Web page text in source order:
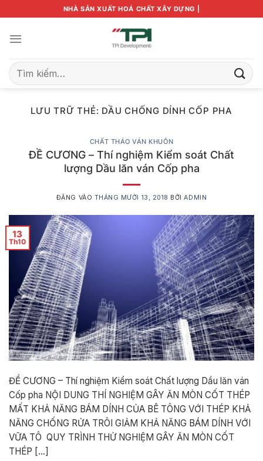
qua
nội
NHÀ SẢN XUẤT HOÁ CHẤT XÂY DỰNG |
Tìm
kiếm:
LƯU TRỮ THẺ: DẦU CHỐNG DÍNH CỐP PHA
CHẤT THÁO VÁN KHUÔN
ĐỀ CƯƠNG – Thí nghiệm Kiểm soát Chất
lượng Dầu lăn ván Cốp pha
ĐĂNG VÀO THÁNG MƯỜI 13, 2018 BỞIADMIN
13
Th10
ĐỀ CƯƠNG – Thí nghiệm Kiểm soát Chất lượng Dầu lăn ván
Cốp pha NỘI DUNG THÍ NGHIỆM GÂY ĂN MÒN CỐT THÉP
MẤT KHẢ NĂNG BÁM DÍNH CỦA BÊ TÔNG VỚI THÉP KHẢ
NĂNG CHỐNG RỬA TRÔI GIẢM KHẢ NĂNG BÁM DÍNH VỚI
VỮA TÔ QUY TRÌNH THỬ NGHIỆM GÂY ĂN MÒN CỐT
THÉP […]